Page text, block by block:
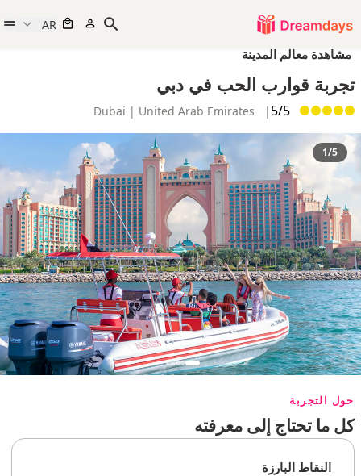
AR
مشاهدة معالم المدينة
تجربة قوارب الحب في دبي
5/5
|
1/5
حول التجربة
كل ما تحتاج إلى معرفته
النقاط البارزة